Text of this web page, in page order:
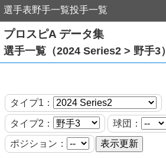
選手表野手一覧投手一覧
プロスピA データ集
選手一覧（2024 Series2 > 野手3）
タイプ1：
タイプ2：
球団：
ポジション：